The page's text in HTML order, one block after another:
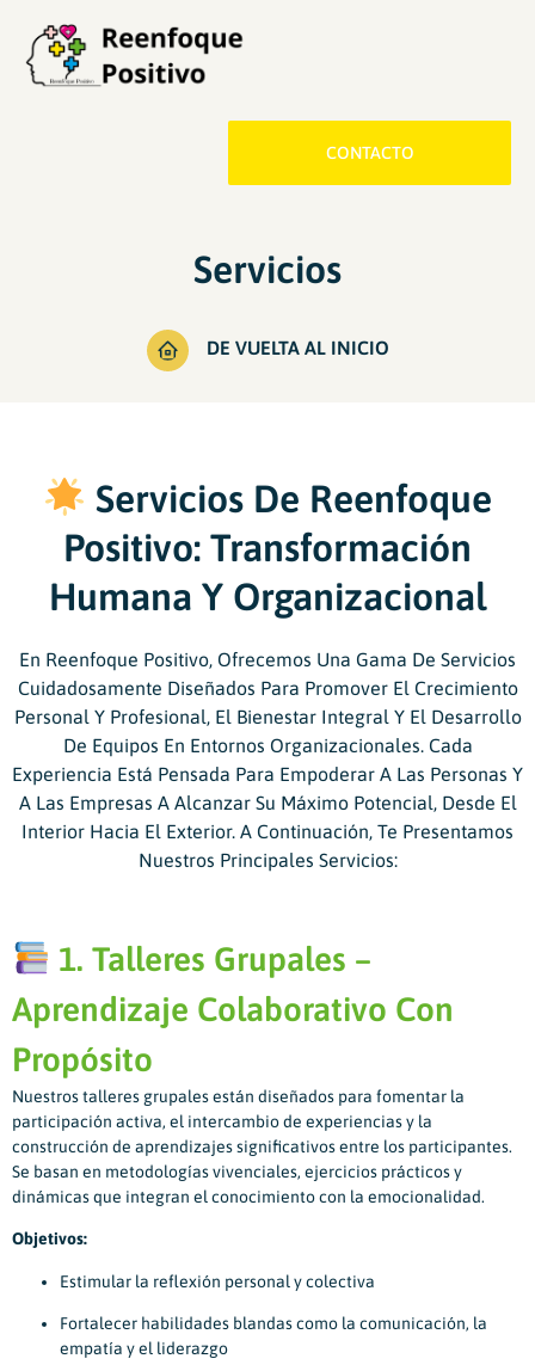
CONTACTO
Servicios
DE VUELTA AL INICIO
Servicios De Reenfoque
Positivo: Transformación
Humana Y Organizacional
En Reenfoque Positivo, Ofrecemos Una Gama De Servicios
Cuidadosamente Diseñados Para Promover El Crecimiento
Personal Y Profesional, El Bienestar Integral Y El Desarrollo
De Equipos En Entornos Organizacionales. Cada
Experiencia Está Pensada Para Empoderar A Las Personas Y
A Las Empresas A Alcanzar Su Máximo Potencial, Desde El
Interior Hacia El Exterior. A Continuación, Te Presentamos
Nuestros Principales Servicios:
1. Talleres Grupales –
Aprendizaje Colaborativo Con
Propósito
Nuestros talleres grupales están diseñados para fomentar la
participación activa, el intercambio de experiencias y la
construcción de aprendizajes significativos entre los participantes.
Se basan en metodologías vivenciales, ejercicios prácticos y
dinámicas que integran el conocimiento con la emocionalidad.
Objetivos:
Estimular la reflexión personal y colectiva
Fortalecer habilidades blandas como la comunicación, la
empatía y el liderazgo